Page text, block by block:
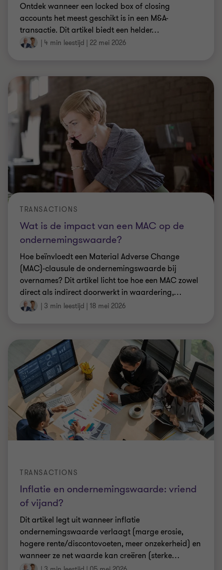
Ontdek wanneer een locked box of closing
accounts het meest geschikt is in een M&A-
transactie. Dit artikel biedt een helder…
| 4 min leestijd | 22 mei 2026
Wat is de impact van een MAC op de
ondernemingswaarde?
TRANSACTIONS
Hoe beïnvloedt een Material Adverse Change
(MAC)-clausule de ondernemingswaarde bij
overnames? Dit artikel licht toe hoe een MAC zowel
direct als indirect doorwerkt in waardering,…
| 3 min leestijd | 18 mei 2026
Inflatie en ondernemingswaarde: vriend
of vijand?
TRANSACTIONS
Dit artikel legt uit wanneer inflatie
ondernemingswaarde verlaagt (marge erosie,
hogere rente/discontovoeten, meer onzekerheid) en
wanneer ze net waarde kan creëren (sterke…